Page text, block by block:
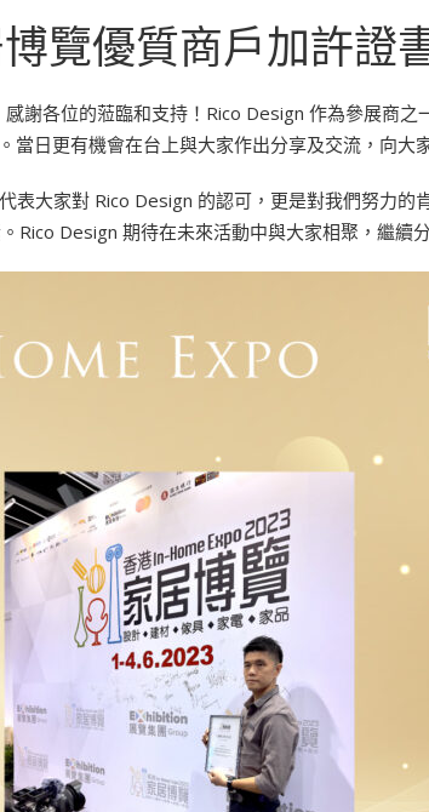
博覽優質商戶加許證書
謝各位的蒞臨和支持！Rico Design 作為參展商之
當日更有機會在台上與大家作出分享及交流，向大
表大家對 Rico Design 的認可，更是對我們努力的
Rico Design 期待在未來活動中與大家相聚，繼續